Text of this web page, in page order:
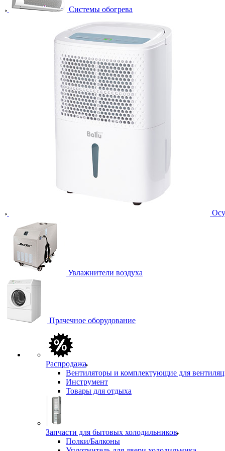
Системы обогрева
Увлажнители воздуха
Прачечное оборудование
Распродажа
Вентиляторы и комплектующие для
Инструмент
Товары для отдыха
Запчасти для бытовых холодильников
Полки/Балконы